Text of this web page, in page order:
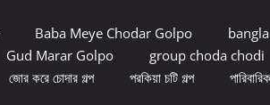
Baba Meye Chodar Golpo
Gud Marar Golpo group choda chodi
জোর করে চোদার গল্প পরকিয়া চটি গল্প